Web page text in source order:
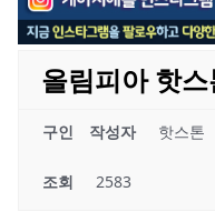
올림피아 핫
구인 작성자 핫스톤
조회 2583